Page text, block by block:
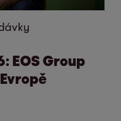
EOS Group